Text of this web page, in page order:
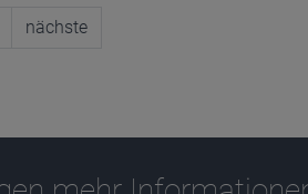
nächste